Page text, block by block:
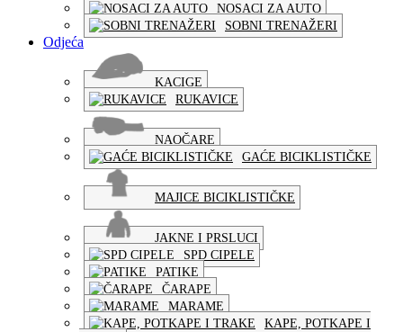
NOSACI ZA AUTO
SOBNI TRENAŽERI
Odjeća
KACIGE
RUKAVICE
NAOČARE
GAĆE BICIKLISTIČKE
MAJICE BICIKLISTIČKE
JAKNE I PRSLUCI
SPD CIPELE
PATIKE
ČARAPE
MARAME
KAPE, POTKAPE I